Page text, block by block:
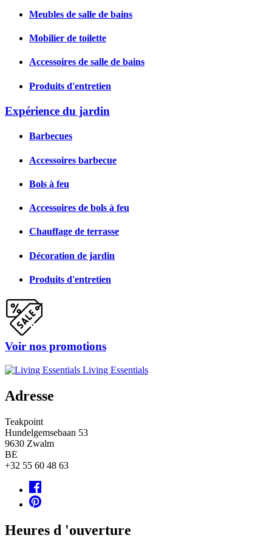
Meubles de salle de bains
Mobilier de toilette
Accessoires de salle de bains
Produits d'entretien
Expérience du jardin
Barbecues
Accessoires barbecue
Bols à feu
Accessoires de bols à feu
Chauffage de terrasse
Décoration de jardin
Produits d'entretien
Voir nos promotions
Living Essentials
Adresse
Teakpoint
Hundelgemsebaan 53
9630 Zwalm
BE
+32 55 60 48 63
Heures d 'ouverture